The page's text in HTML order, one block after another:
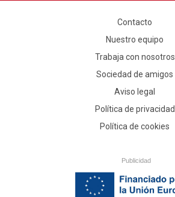
Contacto
Nuestro equipo
Trabaja con nosotros
Sociedad de amigos
Aviso legal
Política de privacidad
Política de cookies
Publicidad